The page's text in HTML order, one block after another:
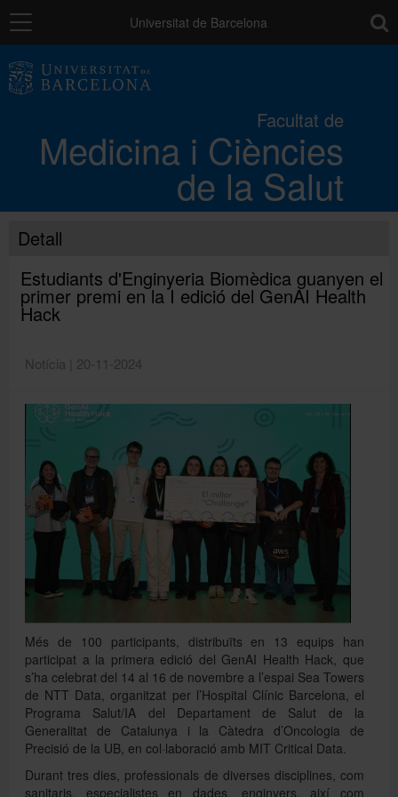
Navegació Universitat de Barcelona
Facultat de
Medicina i Ciències
de la Salut
Els campus
Docència
Directori
English
Detall
Estudiants d'Enginyeria Biomèdica guanyen el
primer premi en la I edició del GenAI Health
Hack
Notícia | 20-11-2024
Més de 100 participants, distribuïts en 13 equips han
participat a la primera edició del GenAI Health Hack, que
s’ha celebrat del 14 al 16 de novembre a l’espai Sea Towers
de NTT Data, organitzat per l’Hospital Clínic Barcelona, el
Programa Salut/IA del Departament de Salut de la
Generalitat de Catalunya i la Càtedra d’Oncologia de
Precisió de la UB, en col·laboració amb MIT Critical Data.
Durant tres dies, professionals de diverses disciplines, com
sanitaris, especialistes en dades, enginyers, així com